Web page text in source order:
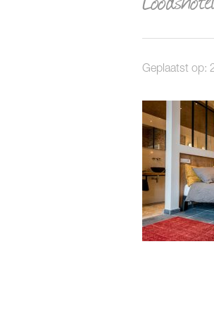
Geplaatst op: